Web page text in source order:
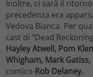
Inoltre, ci sarà il
precedenza era
Vedova Bianca. Per
cast di “Dead
Hayley Atwell, Pom
Whigham, Mark
comico Rob Delaney.